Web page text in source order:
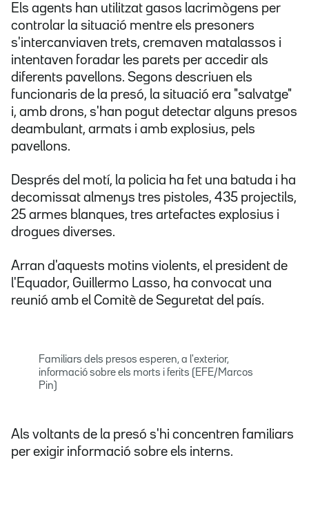
Els agents han utilitzat gasos lacrimògens per
controlar la situació mentre els presoners
s'intercanviaven trets, cremaven matalassos i
intentaven foradar les parets per accedir als
diferents pavellons. Segons descriuen els
funcionaris de la presó, la situació era "salvatge"
i, amb drons, s'han pogut detectar alguns presos
deambulant, armats i amb explosius, pels
pavellons.
Després del motí, la policia ha fet una batuda i ha
decomissat almenys tres pistoles, 435 projectils,
25 armes blanques, tres artefactes explosius i
drogues diverses.
Arran d'aquests motins violents, el president de
l'Equador, Guillermo Lasso, ha convocat una
reunió amb el Comitè de Seguretat del país.
Familiars dels presos esperen, a l'exterior,
informació sobre els morts i ferits (EFE/Marcos
Pin)
Als voltants de la presó s'hi concentren familiars
per exigir informació sobre els interns.